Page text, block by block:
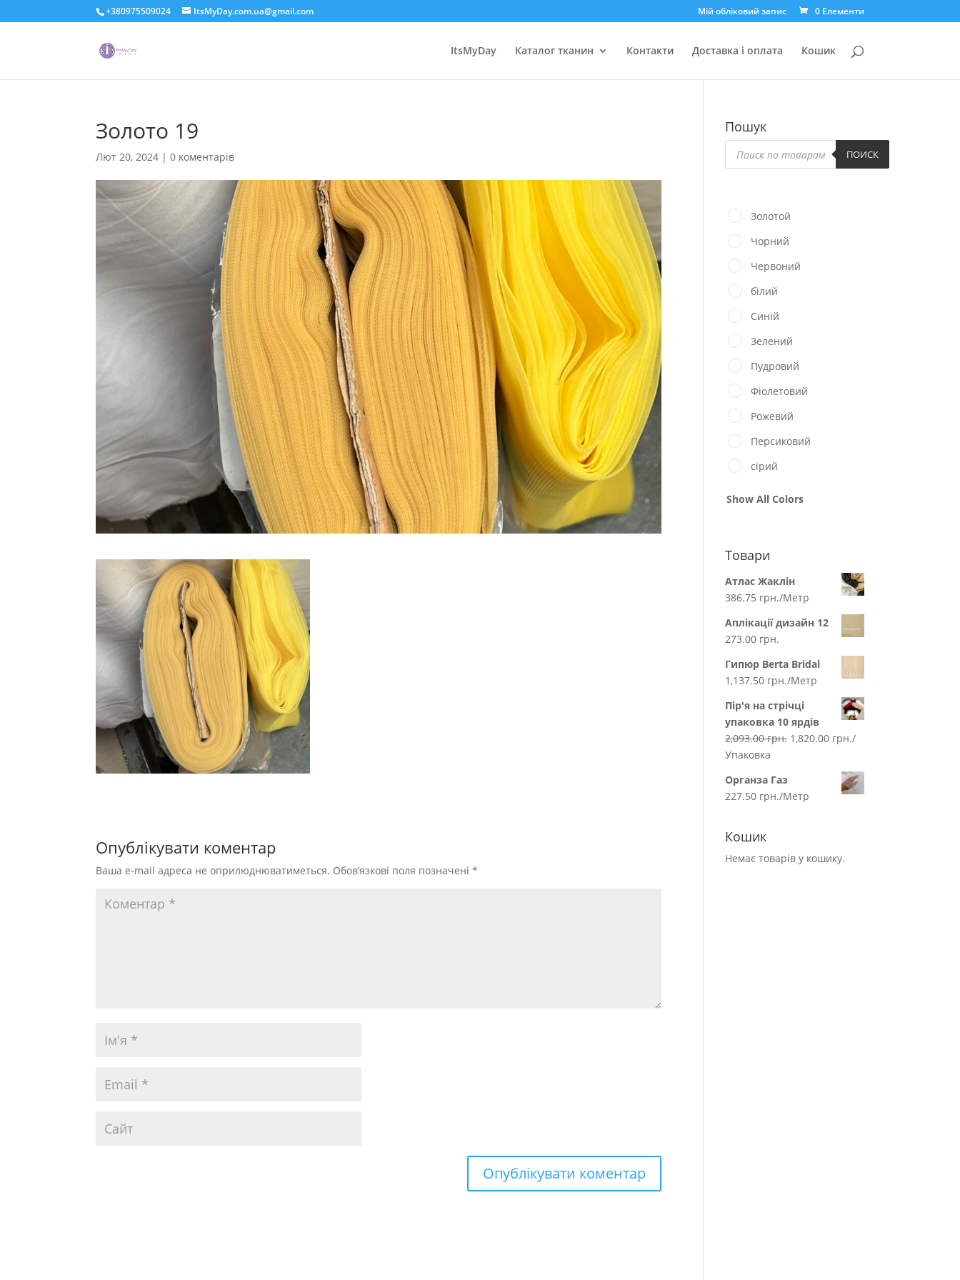
+380975509024 ItsMyDay.com.ua@gmail.com Мій обліковий запис 0 Елементи
ItsMyDay Каталог тканин Контакти Доставка і оплата Кошик
Золото 19
Лют 20, 2024 |0 коментарів
Опублікувати коментар
Ваша e-mail адреса не оприлюднюватиметься. Обов’язкові поля позначені*
Пошук
Пошук
товарів ПОИСК
Золотой
Чорний
Червоний
білий
Синій
Зелений
Пудровий
Фіолетовий
Рожевий
Персиковий
сірий
Show All Colors
Товари
Атлас Жаклін
386.75 грн./Метр
Аплікації дизайн 12
273.00 грн.
Гипюр Berta Bridal
1,137.50 грн./Метр
Пір'я на стрічці
упаковка 10 ярдів
2,093.00грн. 1,820.00 грн./
Упаковка
Органза Газ
227.50 грн./Метр
Кошик
Немає товарів у кошику.